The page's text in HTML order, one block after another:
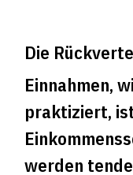
Die
Einnahmen,
praktiziert,
werden